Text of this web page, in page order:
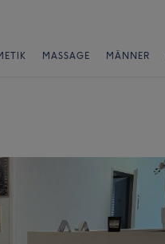
MASSAGE MÄNNER